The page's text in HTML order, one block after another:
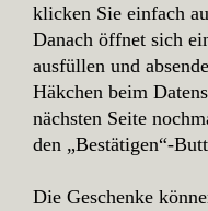
klicken Sie einfach
Danach öffnet sich
ausfüllen und
Häkchen beim
nächsten Seite
den „Bestätigen“-
Die Geschenke